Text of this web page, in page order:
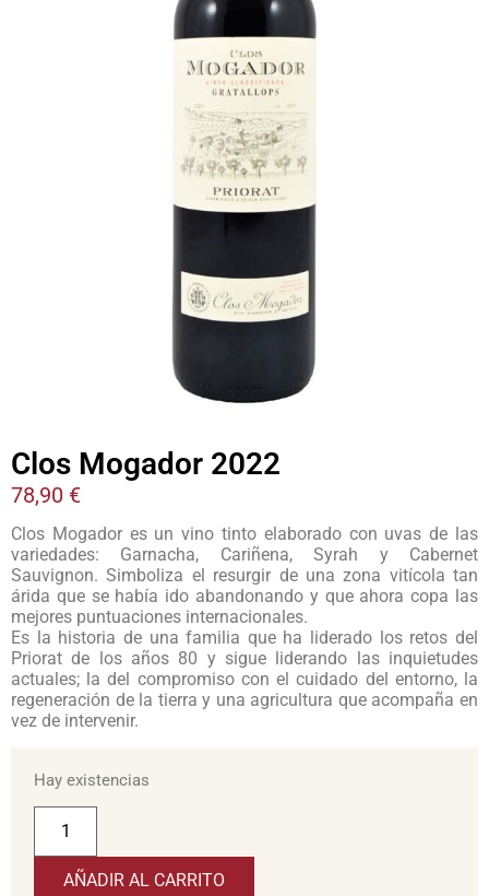
Clos Mogador 2022
78,90 €
Clos Mogador es un vino tinto elaborado con uvas de las
variedades: Garnacha, Cariñena, Syrah y Cabernet
Sauvignon. Simboliza el resurgir de una zona vitícola tan
árida que se había ido abandonando y que ahora copa las
mejores puntuaciones internacionales.
Es la historia de una familia que ha liderado los retos del
Priorat de los años 80 y sigue liderando las inquietudes
actuales; la del compromiso con el cuidado del entorno, la
regeneración de la tierra y una agricultura que acompaña en
vez de intervenir.
Hay existencias
AÑADIR AL CARRITO